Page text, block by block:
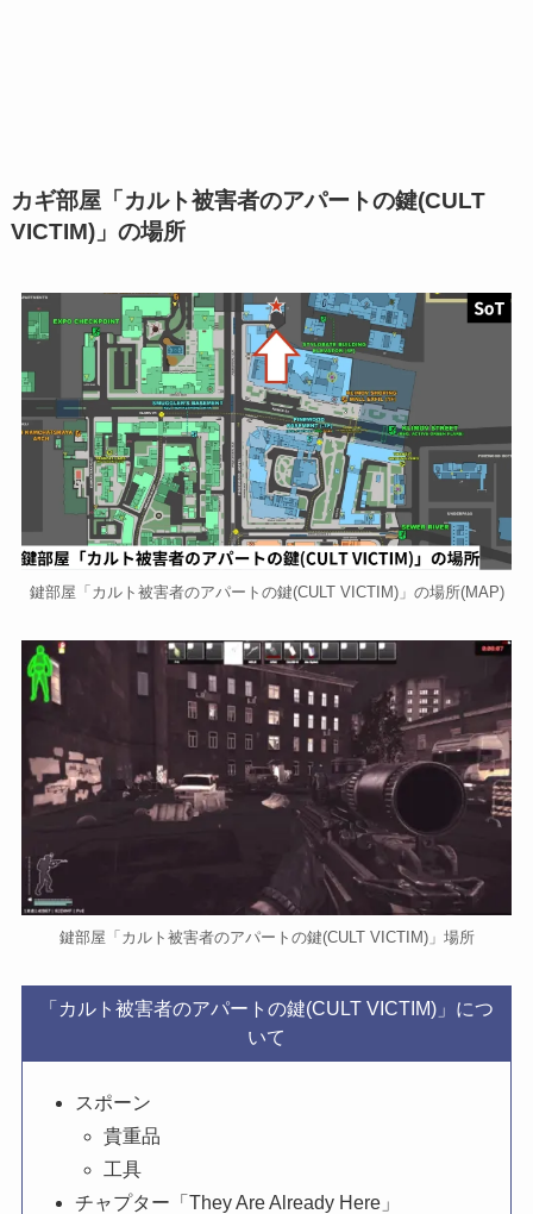
カギ部屋「カルト被害者のアパートの鍵(CULT
VICTIM)」の場所
鍵部屋「カルト被害者のアパートの鍵(CULT VICTIM)」の場所(MAP)
鍵部屋「カルト被害者のアパートの鍵(CULT VICTIM)」場所
「カルト被害者のアパートの鍵(CULT VICTIM)」につ
いて
スポーン
貴重品
工具
チャプター「They Are Already Here」